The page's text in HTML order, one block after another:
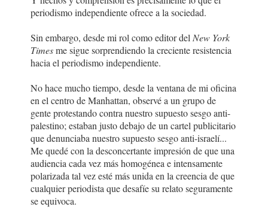
periodismo independiente ofrece a la sociedad.
Sin embargo, desde mi rol como editor del New York
Timesme sigue sorprendiendo la creciente resistencia
hacia el periodismo independiente.
No hace mucho tiempo, desde la ventana de mi oficina
en el centro de Manhattan, observé a un grupo de
gente protestando contra nuestro supuesto sesgo anti-
palestino; estaban justo debajo de un cartel publicitario
que denunciaba nuestro supuesto sesgo anti-israelí...
Me quedé con la desconcertante impresión de que una
audiencia cada vez más homogénea e intensamente
polarizada tal vez esté más unida en la creencia de que
cualquier periodista que desafíe su relato seguramente
se equivoca.